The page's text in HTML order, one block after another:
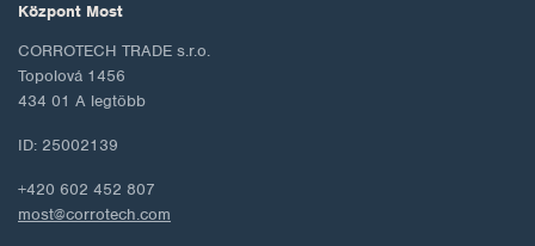
Központ Most
CORROTECH TRADE s.r.o.
Topolová 1456
434 01 A legtöbb
ID: 25002139
+420 602 452 807
most@corrotech.com